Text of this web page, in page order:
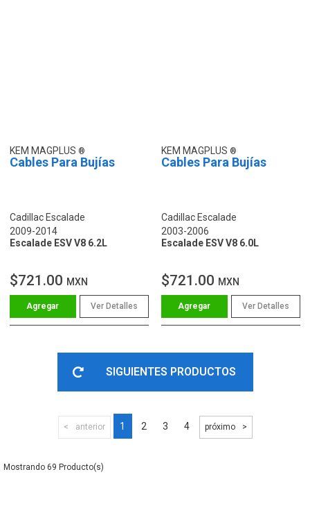
KEM MAGPLUS
Cables Para Bujías
Cadillac Escalade
2009-2014
Escalade ESV V8 6.2L
$721.00 MXN
Ver Detalles
KEM MAGPLUS
Cables Para Bujías
Cadillac Escalade
2003-2006
Escalade ESV V8 6.0L
$721.00 MXN
Ver Detalles
SIGUIENTES PRODUCTOS
anterior 1 2 3 4 próximo
69